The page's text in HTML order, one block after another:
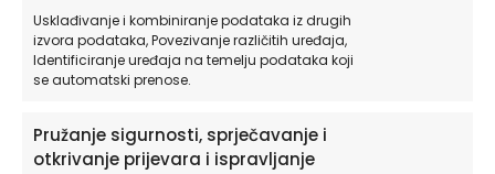
Usklađivanje i kombiniranje podataka iz drugih
izvora podataka, Povezivanje različitih uređaja,
Identificiranje uređaja na temelju podataka koji
se automatski prenose.
Pružanje sigurnosti, sprječavanje i
otkrivanje prijevara i ispravljanje
Tapete za Dječju Sobu | Pink Farm Charm®
od27,90 €